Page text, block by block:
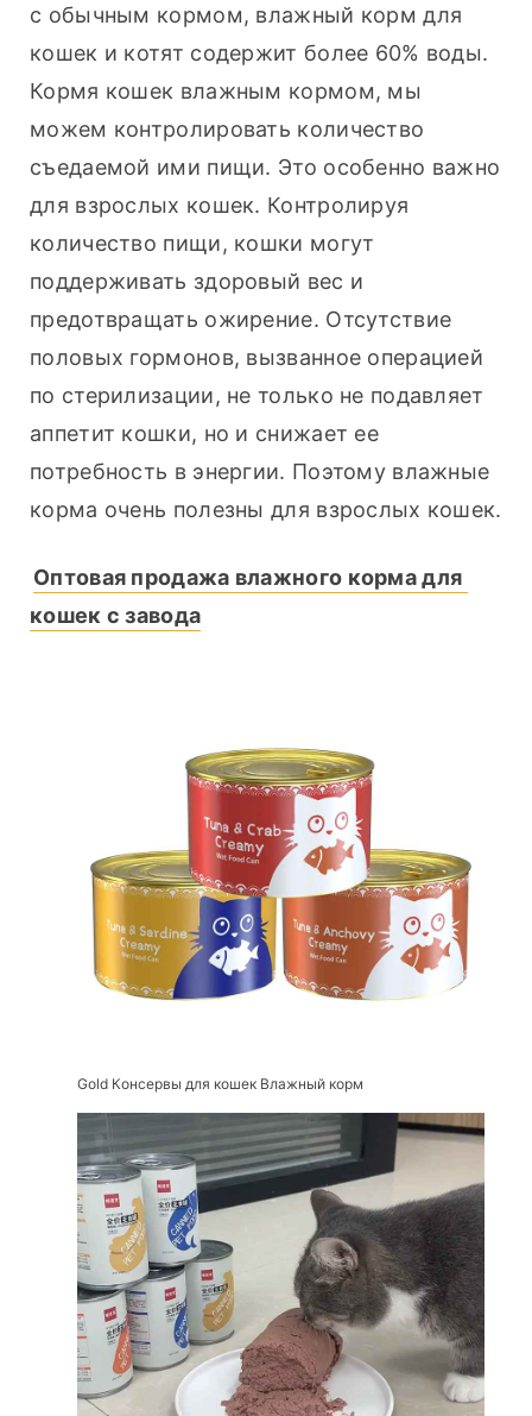
с обычным кормом, влажный корм для
кошек и котят содержит более 60% воды.
Кормя кошек влажным кормом, мы
можем контролировать количество
съедаемой ими пищи. Это особенно важно
для взрослых кошек. Контролируя
количество пищи, кошки могут
поддерживать здоровый вес и
предотвращать ожирение. Отсутствие
половых гормонов, вызванное операцией
по стерилизации, не только не подавляет
аппетит кошки, но и снижает ее
потребность в энергии. Поэтому влажные
корма очень полезны для взрослых кошек.
Оптовая продажа влажного корма для
кошек с завода
Gold Консервы для кошек Влажный корм